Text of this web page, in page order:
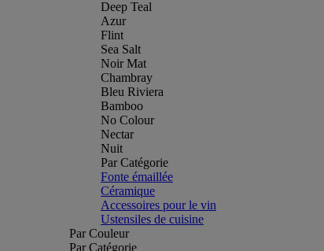
Deep Teal
Azur
Flint
Sea Salt
Noir Mat
Chambray
Bleu Riviera
Bamboo
No Colour
Nectar
Nuit
Par Catégorie
Fonte émaillée
Céramique
Accessoires pour le vin
Ustensiles de cuisine
Par Couleur
Par Catégorie